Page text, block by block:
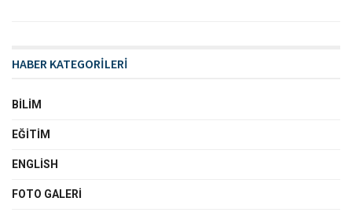
HABER KATEGORİLERİ
BILIM
EĞITIM
ENGLISH
FOTO GALERI